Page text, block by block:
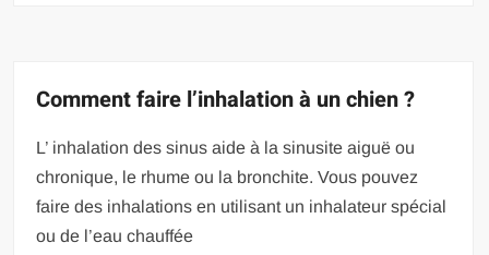
Comment faire l’inhalation à un chien ?
L’ inhalation des sinus aide à la sinusite aiguë ou
chronique, le rhume ou la bronchite. Vous pouvez
faire des inhalations en utilisant un inhalateur spécial
ou de l’eau chauffée